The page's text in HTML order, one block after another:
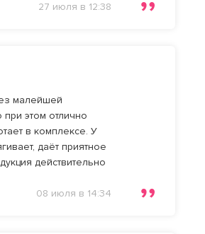
27 июля в 12:38
малейшей
этом отлично
в комплексе. У
даёт приятное
действительно
08 июля в 14:34